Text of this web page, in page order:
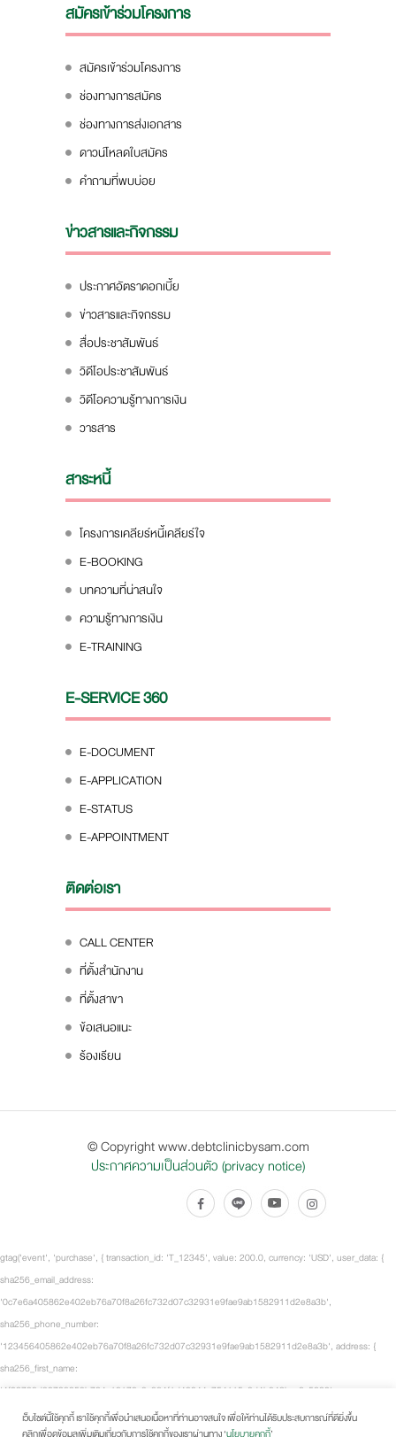
สมัครเข้าร่วมโครงการ
สมัครเข้าร่วมโครงการ
ช่องทางการสมัคร
ช่องทางการส่งเอกสาร
ดาวน์โหลดใบสมัคร
คำถามที่พบบ่อย
ข่าวสารและกิจกรรม
ประกาศอัตราดอกเบี้ย
ข่าวสารและกิจกรรม
สื่อประชาสัมพันธ์
วิดีโอประชาสัมพันธ์
วิดีโอความรู้ทางการเงิน
วารสาร
สาระหนี้
โครงการเคลียร์หนี้เคลียร์ใจ
E-BOOKING
บทความที่น่าสนใจ
ความรู้ทางการเงิน
E-TRAINING
E-SERVICE 360
E-DOCUMENT
E-APPLICATION
E-STATUS
E-APPOINTMENT
ติดต่อเรา
CALL CENTER
ที่ตั้งสำนักงาน
ที่ตั้งสาขา
ข้อเสนอแนะ
ร้องเรียน
© Copyright www.debtclinicbysam.com
ประกาศความเป็นส่วนตัว (privacy notice)
เว็บไซต์นี้ใช้คุกกี้ เราใช้คุกกี้เพื่อนำเสนอเนื้อหาที่ท่านอาจสนใจ เพื่อให้ท่านได้รับประสบการณ์ที่ดียิ่งขึ้น
คลิกเพื่อดูข้อมูลเพิ่มเติมเกี่ยวกับการใช้คุกกี้ของเราผ่านทาง ‘นโยบายคุกกี้’
gtag('event', 'purchase', { transaction_id: 'T_12345', value: 200.0, currency: 'USD', user_data: {
sha256_email_address:
'0c7e6a405862e402eb76a70f8a26fc732d07c32931e9fae9ab1582911d2e8a3b',
sha256_phone_number:
'123456405862e402eb76a70f8a26fc732d07c32931e9fae9ab1582911d2e8a3b', address: {
sha256_first_name:
'4f23798d92708359b734a18172c9c864f1d48044a754115a0d4b843bca3a5332',
sha256_last_name: